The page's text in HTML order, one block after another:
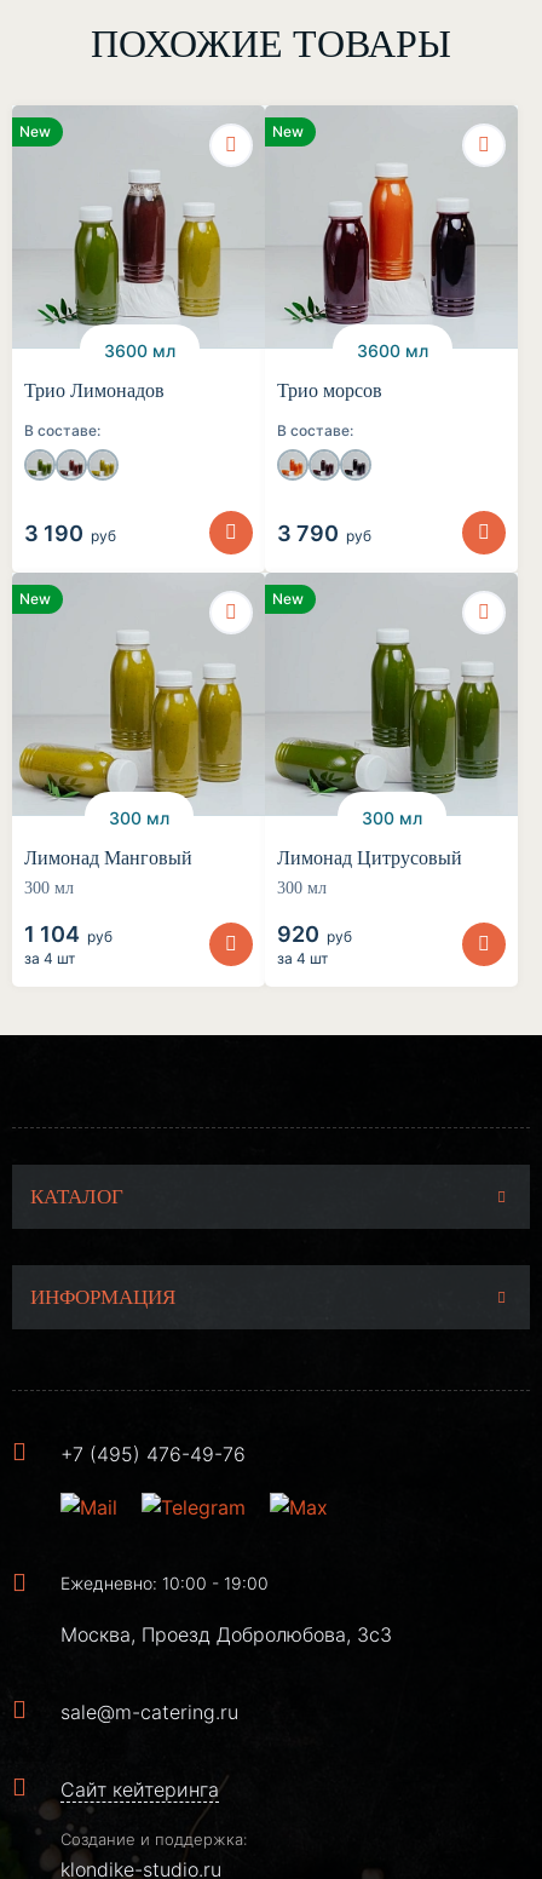
ПОХОЖИЕ ТОВАРЫ
New
3600 мл
Трио Лимонадов
В составе:
3 190 руб
New
3600 мл
Трио морсов
В составе:
3 790 руб
New
300 мл
Лимонад Манговый
300 мл
1 104 руб
за 4 шт
New
300 мл
Лимонад Цитрусовый
300 мл
920 руб
за 4 шт
КАТАЛОГ
ИНФОРМАЦИЯ
+7 (495) 476-49-76
Ежедневно: 10:00 - 19:00
Москва, Проезд Добролюбова, 3с3
sale@m-catering.ru
Сайт кейтеринга
Создание и поддержка:
klondike-studio.ru